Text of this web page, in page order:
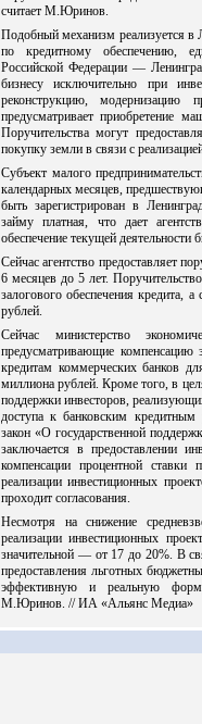
считает М.Юринов.
Подобный механизм реализуется в
по кредитному обеспечению,
Российской Федерации —
бизнесу исключительно при
реконструкцию, модернизацию
предусматривает приобретение
Поручительства могут
покупку земли в связи с
Субъект малого
календарных месяцев,
быть зарегистрирован в
займу платная, что дает
обеспечение текущей деятельности
Сейчас агентство предоставляет
6 месяцев до 5 лет.
залогового обеспечения кредита,
рублей.
Сейчас министерство
предусматривающие компенсацию
кредитам коммерческих банков
миллиона рублей. Кроме того, в
поддержки инвесторов,
доступа к банковским кредитным
закон «О государственной
заключается в предоставлении
компенсации процентной
реализации инвестиционных
проходит согласования.
Несмотря на снижение
реализации инвестиционных
значительной — от 17 до 20%. В
предоставления льготных
эффективную и реальную форму
М.Юринов. // ИА «Альянс Медиа»